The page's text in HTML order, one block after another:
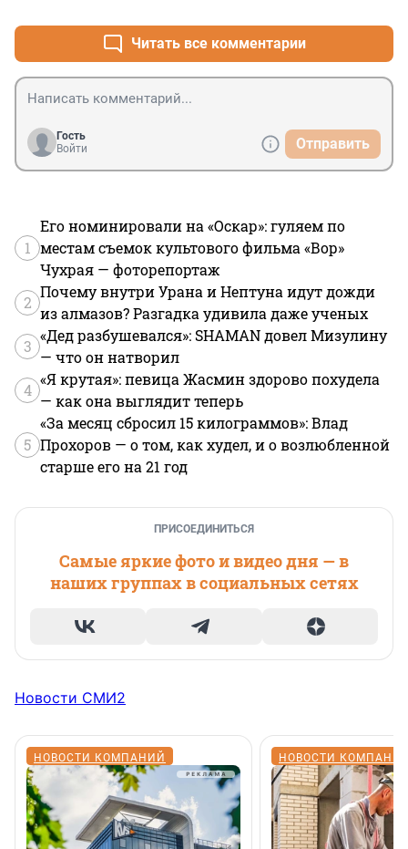
Читать все комментарии
Гость
Войти
Отправить
1
Его номинировали на «Оскар»: гуляем по
местам съемок культового фильма «Вор»
Чухрая — фоторепортаж
2
Почему внутри Урана и Нептуна идут дожди
из алмазов? Разгадка удивила даже ученых
3
«Дед разбушевался»: SHAMAN довел Мизулину
— что он натворил
4
«Я крутая»: певица Жасмин здорово похудела
— как она выглядит теперь
5
«За месяц сбросил 15 килограммов»: Влад
Прохоров — о том, как худел, и о возлюбленной
старше его на 21 год
ПРИСОЕДИНИТЬСЯ
Самые яркие фото и видео дня — в
наших группах в социальных сетях
Новости СМИ2
НОВОСТИ КОМПАНИЙ НОВОСТИ